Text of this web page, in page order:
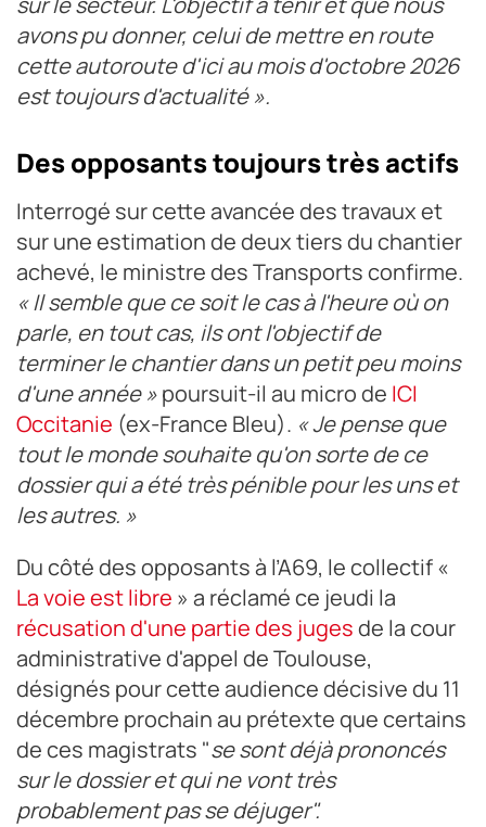
avons pu donner, celui de mettre en route
cette autoroute d'ici au mois d'octobre 2026
est toujours d'actualité ».
Des opposants toujours très actifs
Interrogé sur cette avancée des travaux et
sur une estimation de deux tiers du chantier
achevé, le ministre des Transports confirme.
« Il semble que ce soit le cas à l'heure où on
parle, en tout cas, ils ont l'objectif de
terminer le chantier dans un petit peu moins
d'une année »poursuit-il au micro de ICI
Occitanie (ex-France Bleu). « Je pense que
tout le monde souhaite qu'on sorte de ce
dossier qui a été très pénible pour les uns et
les autres. »
Du côté des opposants à l’A69, le collectif «
La voie est libre » a réclamé ce jeudi la
récusation d'une partie des jugesde la cour
administrative d'appel de Toulouse,
désignés pour cette audience décisive du 11
décembre prochain au prétexte que certains
de ces magistrats "se sont déjà prononcés
sur le dossier et qui ne vont très
probablement pas se déjuger".